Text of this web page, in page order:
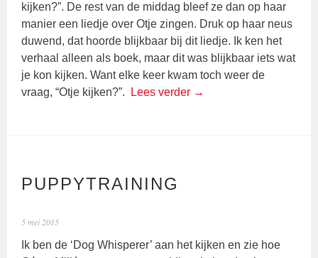
kijken?”. De rest van de middag bleef ze dan op haar
manier een liedje over Otje zingen. Druk op haar neus
duwend, dat hoorde blijkbaar bij dit liedje. Ik ken het
verhaal alleen als boek, maar dit was blijkbaar iets wat
je kon kijken. Want elke keer kwam toch weer de
vraag, “Otje kijken?”.
Lees verder →
PUPPYTRAINING
5 mei 2015
Ik ben de ‘Dog Whisperer’ aan het kijken en zie hoe